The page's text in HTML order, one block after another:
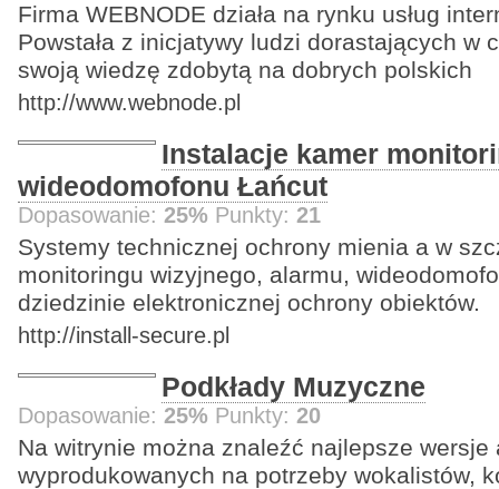
Firma WEBNODE działa na rynku usług
Powstała z inicjatywy ludzi dorastających w
swoją wiedzę zdobytą na dobrych polskich
http://www.webnode.pl
Instalacje kamer
wideodomofonu Łańcut
Dopasowanie: 25% Punkty: 21
Systemy technicznej ochrony mienia a w
monitoringu wizyjnego, alarmu,
dziedzinie elektronicznej ochrony obiektów.
http://install-secure.pl
Podkłady Muzyczne
Dopasowanie: 25% Punkty: 20
Na witrynie można znaleźć najlepsze
wyprodukowanych na potrzeby wokalistów,